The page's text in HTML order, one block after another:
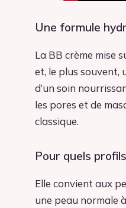
Une formule
La BB crème mise
et, le plus souvent,
d’un soin
les pores et de
classique.
Pour quels
Elle convient aux
une peau normale